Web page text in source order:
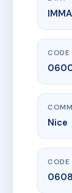
15 r du
CODE
Nice
CODE